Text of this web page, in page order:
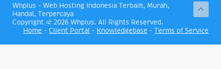
Whplus - Web Hosting Indonesia Terbaik, Murah,
Handal, Terpercaya
Copyright © 2026 Whplus. All Rights Reserved.
Home - Client Portal - Knowledgebase - Terms of Service